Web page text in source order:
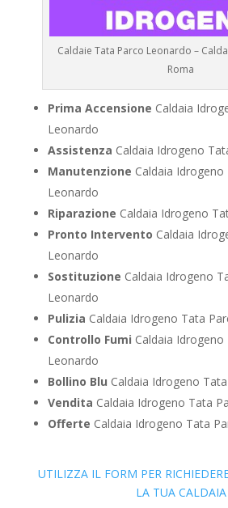
Caldaie Tata Parco Leonardo –
Roma
Prima Accensione Caldaia
Leonardo
Assistenza Caldaia Idrogeno
Manutenzione Caldaia
Leonardo
Riparazione Caldaia Idrogeno
Pronto Intervento Caldaia
Leonardo
Sostituzione Caldaia Idrogeno
Leonardo
Pulizia Caldaia Idrogeno Tata
Controllo Fumi Caldaia
Leonardo
Bollino Blu Caldaia Idrogeno
Vendita Caldaia Idrogeno Tata
Offerte Caldaia Idrogeno Tata
UTILIZZA IL FORM PER
LA TUA CALDAIA